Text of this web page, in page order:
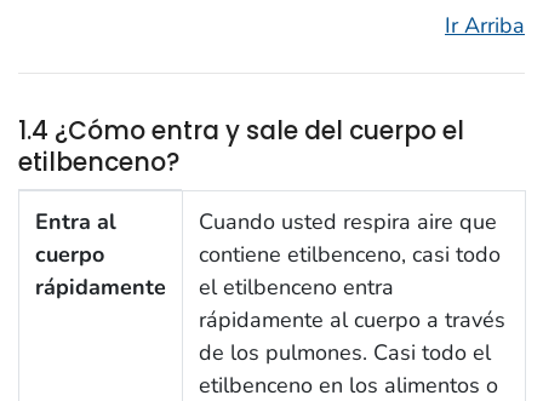
Ir Arriba
1.4 ¿Cómo entra y sale del cuerpo el
etilbenceno?
Entra al
cuerpo
rápidamente
Cuando usted respira aire que
contiene etilbenceno, casi todo
el etilbenceno entra
rápidamente al cuerpo a través
de los pulmones. Casi todo el
etilbenceno en los alimentos o